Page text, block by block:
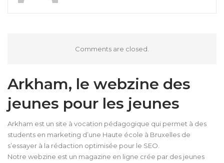
Comments are closed.
Arkham, le webzine des
jeunes pour les jeunes
Arkham est un site à vocation pédagogique qui permet à des
students en marketing d’une Haute école à Bruxelles de
s’essayer à la rédaction optimisée pour le SEO.
Notre webzine est un magazine en ligne crée par des jeunes